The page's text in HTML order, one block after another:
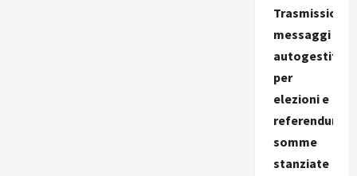
Trasmissione
messaggi
autogestiti
per
elezioni e
referendum,
somme
stanziate